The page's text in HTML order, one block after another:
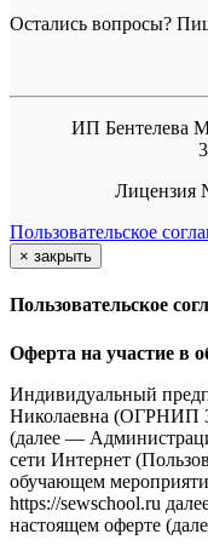
Остались вопросы?
ИП Бентелева
Лицензия
Пользовательское
× закрыть
Пользовательское
Оферта на участие в
Индивидуальный
Николаевна (ОГРНИП
(далее —
сети Интернет
обучающем
https://sewschool.ru
настоящем оферте